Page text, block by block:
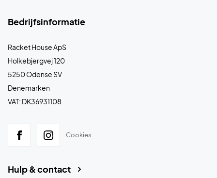
Bedrijfsinformatie
Racket House ApS
Holkebjergvej 120
5250 Odense SV
Denemarken
VAT: DK36931108
Cookies
Hulp & contact